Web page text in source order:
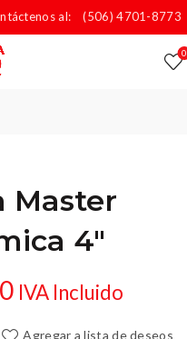
al: (506) 4701-8773
0
Master
4″
IVA Incluido
Agregar a lista de deseos